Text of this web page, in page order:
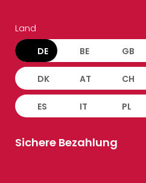
Land
DE BE GB
DK AT CH
ES IT PL
Sichere Bezahlung